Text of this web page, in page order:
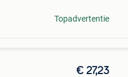
Topadvertentie
€ 27,23